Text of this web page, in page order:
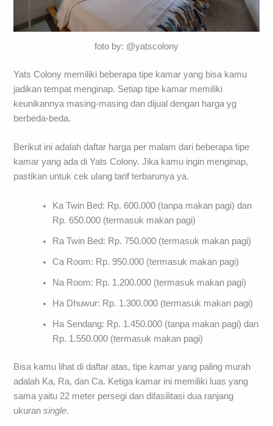
foto by: @yatscolony
Yats Colony memiliki beberapa tipe kamar yang bisa kamu
jadikan tempat menginap. Setiap tipe kamar memiliki
keunikannya masing-masing dan dijual dengan harga yg
berbeda-beda.
Berikut ini adalah daftar harga per malam dari beberapa tipe
kamar yang ada di Yats Colony. Jika kamu ingin menginap,
pastikan untuk cek ulang tarif terbarunya ya.
Ka Twin Bed: Rp. 600.000 (tanpa makan pagi) dan
Rp. 650.000 (termasuk makan pagi)
Ra Twin Bed: Rp. 750.000 (termasuk makan pagi)
Ca Room: Rp. 950.000 (termasuk makan pagi)
Na Room: Rp. 1.200.000 (termasuk makan pagi)
Ha Dhuwur: Rp. 1.300.000 (termasuk makan pagi)
Ha Sendang: Rp. 1.450.000 (tanpa makan pagi) dan
Rp. 1.550.000 (termasuk makan pagi)
Bisa kamu lihat di daftar atas, tipe kamar yang paling murah
adalah Ka, Ra, dan Ca. Ketiga kamar ini memiliki luas yang
sama yaitu 22 meter persegi dan difasilitasi dua ranjang
ukuransingle.